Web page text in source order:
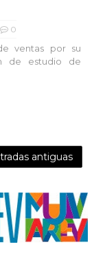
0
ventas por su
de estudio de
antiguas